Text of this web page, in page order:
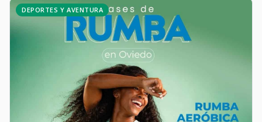
DEPORTES Y AVENTURA